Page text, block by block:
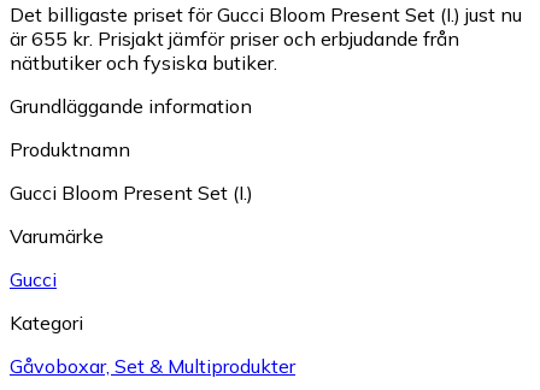
Det billigaste priset för Gucci Bloom Present Set (I.) just nu
är 655 kr. Prisjakt jämför priser och erbjudande från
nätbutiker och fysiska butiker.
Grundläggande information
Produktnamn
Gucci Bloom Present Set (I.)
Varumärke
Gucci
Kategori
Gåvoboxar, Set & Multiprodukter